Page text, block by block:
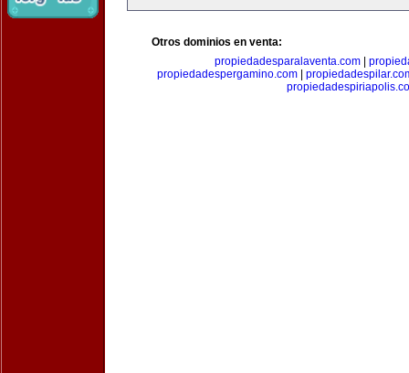
Otros dominios en venta:
propiedadesparalaventa.com|
propiedadespergamino.com|